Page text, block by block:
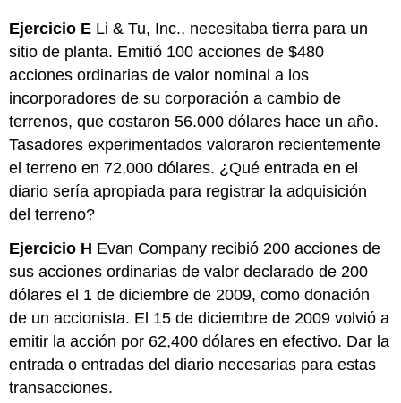
Ejercicio E Li & Tu, Inc., necesitaba tierra para un
sitio de planta. Emitió 100 acciones de $480
acciones ordinarias de valor nominal a los
incorporadores de su corporación a cambio de
terrenos, que costaron 56.000 dólares hace un año.
Tasadores experimentados valoraron recientemente
el terreno en 72,000 dólares. ¿Qué entrada en el
diario sería apropiada para registrar la adquisición
del terreno?
Ejercicio H Evan Company recibió 200 acciones de
sus acciones ordinarias de valor declarado de 200
dólares el 1 de diciembre de 2009, como donación
de un accionista. El 15 de diciembre de 2009 volvió a
emitir la acción por 62,400 dólares en efectivo. Dar la
entrada o entradas del diario necesarias para estas
transacciones.